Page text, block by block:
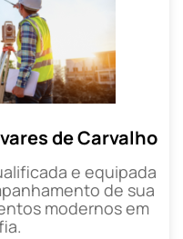
de Carvalho
e equipada
de sua
modernos em